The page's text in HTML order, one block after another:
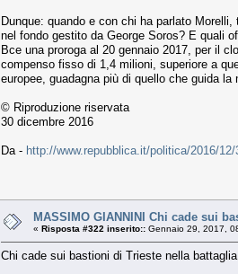
Dunque: quando e con chi ha parlato
nel fondo gestito da George Soros? E quali
Bce una proroga al 20 gennaio 2017, per il
compenso fisso di 1,4 milioni, superiore a
europee, guadagna più di quello che guida
© Riproduzione riservata
30 dicembre 2016
Da - http://www.repubblica.it/politica/2016/
MASSIMO GIANNINI Chi cade sui
« Risposta #322 inserito:: Gennaio 29, 2017,
Chi cade sui bastioni di Trieste nella